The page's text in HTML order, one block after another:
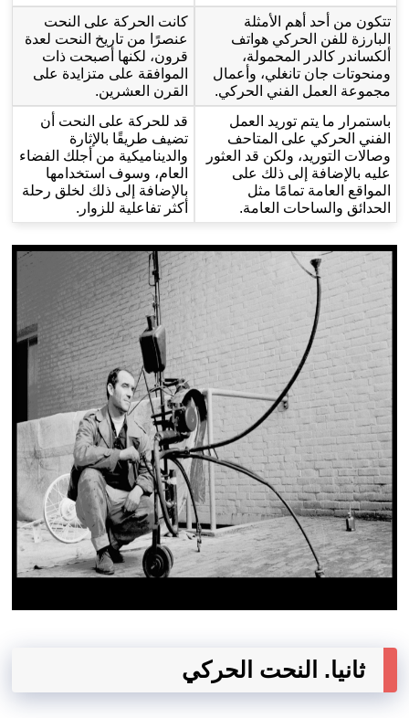
تتكون من أحد أهم الأمثلة
البارزة للفن الحركي هواتف
ألكساندر كالدر المحمولة،
ومنحوتات جان تانغلي، وأعمال
مجموعة العمل الفني الحركي.
كانت الحركة على النحت
عنصرًا من تاريخ النحت لعدة
قرون، لكنها أصبحت ذات
الموافقة على متزايدة على
القرن العشرين.
باستمرار ما يتم توريد العمل
الفني الحركي على المتاحف
وصالات التوريد، ولكن قد العثور
عليه بالإضافة إلى ذلك على
المواقع العامة تمامًا مثل
الحدائق والساحات العامة.
قد للحركة على النحت أن
تضيف طريقًا بالإثارة
والديناميكية من أجلك الفضاء
العام، وسوف استخدامها
بالإضافة إلى ذلك لخلق رحلة
أكثر تفاعلية للزوار.
ثانيا. النحت الحركي